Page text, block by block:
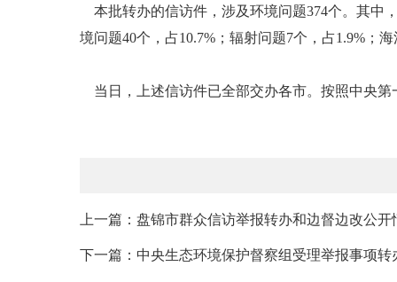
本批转办的信访件，涉及环境问题374个。其中
境问题40个，占10.7%；辐射问题7个，占1.9%；
当日，上述信访件已全部交办各市。按照中央
上一篇：盘锦市群众信访举报转办和边督边改公
下一篇：中央生态环境保护督察组受理举报事项